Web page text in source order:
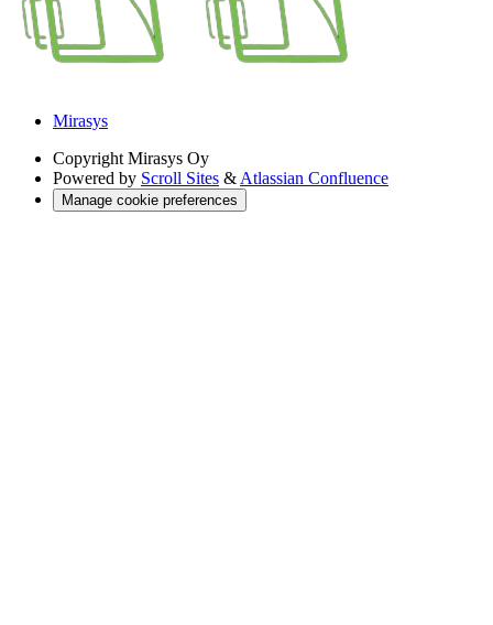
Mirasys
Copyright Mirasys Oy
Powered by Scroll Sites & Atlassian Confluence
Manage cookie preferences